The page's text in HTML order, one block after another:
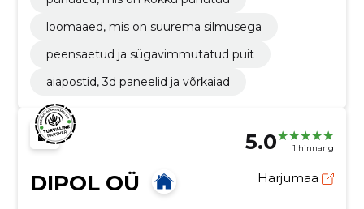
loomaaed, mis on suurema silmusega
peensaetud ja sügavimmutatud puit
aiapostid, 3d paneelid ja võrkaiad
5.0 1 hinnang
DIPOL OÜ Harjumaa